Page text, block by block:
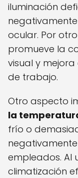
iluminación
ocular. Por
promueve la
visual y
de trabajo.
Otro aspecto
la
frío o
empleados. Al
climatización